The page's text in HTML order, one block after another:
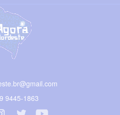
9445-1863